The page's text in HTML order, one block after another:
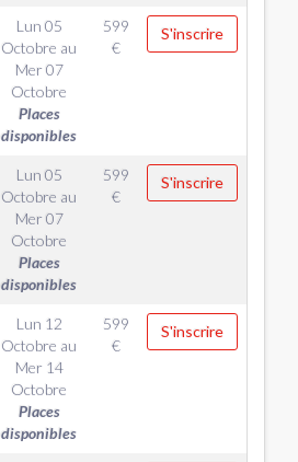
Lun 05
Octobre au
Mer 07
Octobre
Places
disponibles
599
€
S'inscrire
Lun 05
Octobre au
Mer 07
Octobre
Places
disponibles
599
€
S'inscrire
Lun 12
Octobre au
Mer 14
Octobre
Places
disponibles
599
€
S'inscrire